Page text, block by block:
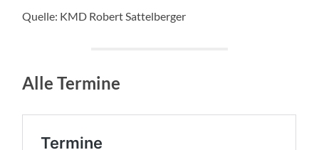
Quelle: KMD Robert Sattelberger
Alle Termine